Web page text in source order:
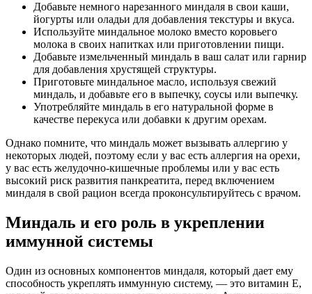
Добавьте немного нарезанного миндаля в свои каши,
йогурты или оладьи для добавления текстуры и вкуса.
Используйте миндальное молоко вместо коровьего
молока в своих напитках или приготовлении пищи.
Добавьте измельченный миндаль в ваш салат или гарнир
для добавления хрустящей структуры.
Приготовьте миндальное масло, используя свежий
миндаль, и добавьте его в выпечку, соусы или выпечку.
Употребляйте миндаль в его натуральной форме в
качестве перекуса или добавки к другим орехам.
Однако помните, что миндаль может вызывать аллергию у
некоторых людей, поэтому если у вас есть аллергия на орехи,
у вас есть желудочно-кишечные проблемы или у вас есть
высокий риск развития панкреатита, перед включением
миндаля в свой рацион всегда проконсультируйтесь с врачом.
Миндаль и его роль в укреплении
иммунной системы
Один из основных компонентов миндаля, который дает ему
способность укреплять иммунную систему, — это витамин Е,